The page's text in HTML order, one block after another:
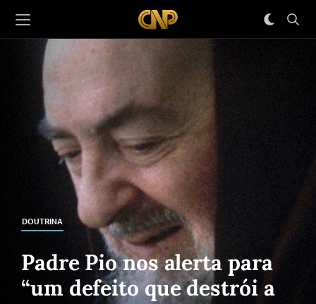
DOUTRINA
Padre Pio nos alerta para
“um defeito que destrói a